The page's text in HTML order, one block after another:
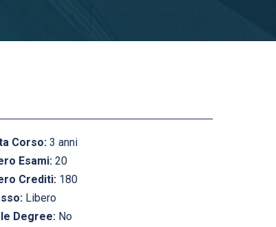
Corso: 3 anni
Esami: 20
Crediti: 180
Libero
Degree: No